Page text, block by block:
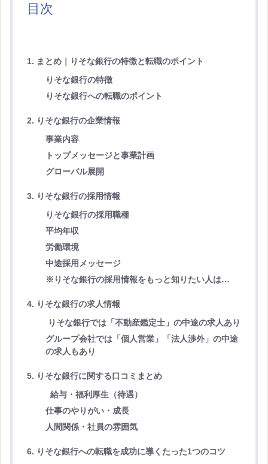
目次
1. まとめ｜りそな銀行の特徴と転職のポイント
りそな銀行の特徴
りそな銀行への転職のポイント
2. りそな銀行の企業情報
事業内容
トップメッセージと事業計画
グローバル展開
3. りそな銀行の採用情報
りそな銀行の採用職種
平均年収
労働環境
中途採用メッセージ
※りそな銀行の採用情報をもっと知りたい人は…
4. りそな銀行の求人情報
りそな銀行では「不動産鑑定士」の中途の求人あり
グループ会社では「個人営業」「法人渉外」の中途
の求人もあり
5. りそな銀行に関する口コミまとめ
給与・福利厚生（待遇）
仕事のやりがい・成長
人間関係・社員の雰囲気
6. りそな銀行への転職を成功に導くたった1つのコツ